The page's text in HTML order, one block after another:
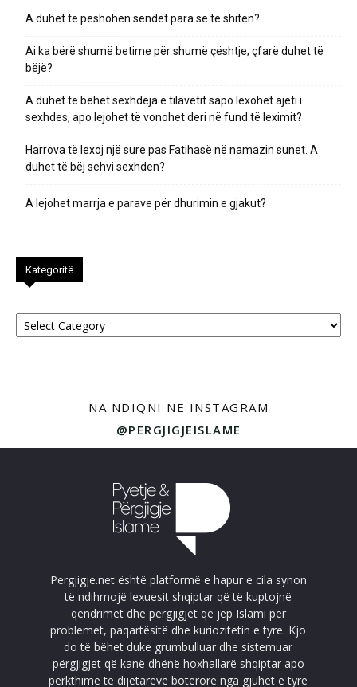
A duhet të peshohen sendet para se të shiten?
Ai ka bërë shumë betime për shumë çështje; çfarë duhet të
bëjë?
A duhet të bëhet sexhdeja e tilavetit sapo lexohet ajeti i
sexhdes, apo lejohet të vonohet deri në fund të leximit?
Harrova të lexoj një sure pas Fatihasë në namazin sunet. A
duhet të bëj sehvi sexhden?
A lejohet marrja e parave për dhurimin e gjakut?
Kategoritë
Kategoritë
NA NDIQNI NË INSTAGRAM
@PERGJIGJEISLAME
Pergjigje.net është platformë e hapur e cila synon
të ndihmojë lexuesit shqiptar që të kuptojnë
qëndrimet dhe përgjigjet që jep Islami për
problemet, paqartësitë dhe kuriozitetin e tyre. Kjo
do të bëhet duke grumbulluar dhe sistemuar
përgjigjet që kanë dhënë hoxhallarë shqiptar apo
përkthime të dijetarëve botërorë nga gjuhët e tyre